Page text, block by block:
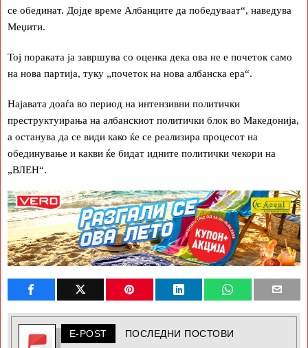
се обединат. Дојде време Албанците да победуваат“, наведува
Меџити.
Тој пораката ја завршува со оценка дека ова не е почеток само
на нова партија, туку „почеток на нова албанска ера“.
Најавата доаѓа во период на интензивни политички
преструктуирања на албанскиот политички блок во Македонија,
а останува да се види како ќе се реализира процесот на
обединување и какви ќе бидат идните политички чекори на
„ВЛЕН“.
E-POST ПОСЛЕДНИ ПОСТОВИ